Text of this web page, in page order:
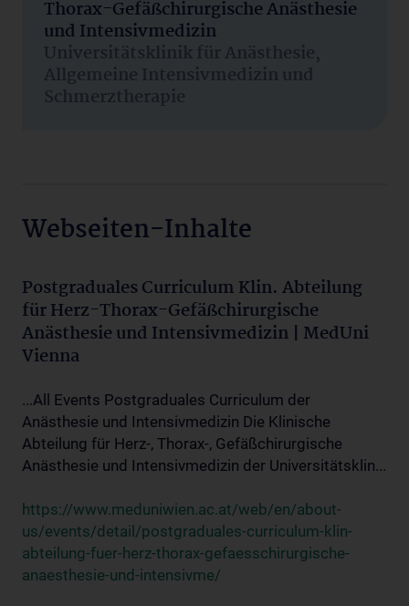
Thorax-Gefäßchirurgische Anästhesie
und Intensivmedizin
Universitätsklinik für Anästhesie,
Allgemeine Intensivmedizin und
Schmerztherapie
Webseiten-Inhalte
Postgraduales Curriculum Klin. Abteilung
für Herz-Thorax-Gefäßchirurgische
Anästhesie und Intensivmedizin | MedUni
Vienna
...All Events Postgraduales Curriculum der
Anästhesie und Intensivmedizin Die Klinische
Abteilung für Herz-, Thorax-, Gefäßchirurgische
Anästhesie und Intensivmedizin der Universitätsklin...
https://www.meduniwien.ac.at/web/en/about-
us/events/detail/postgraduales-curriculum-klin-
abteilung-fuer-herz-thorax-gefaesschirurgische-
anaesthesie-und-intensivme/